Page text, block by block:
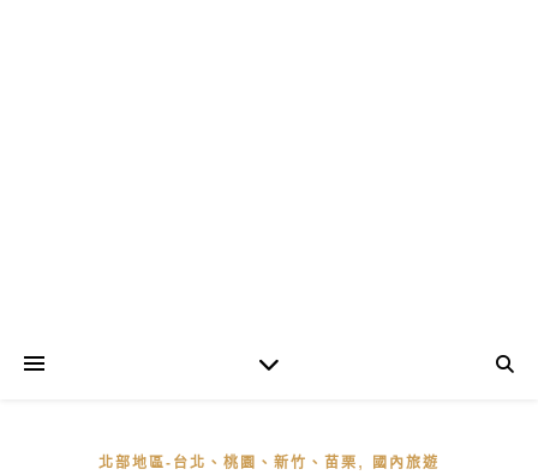
北部地區-台北、桃園、新竹、苗栗 , 國內旅遊